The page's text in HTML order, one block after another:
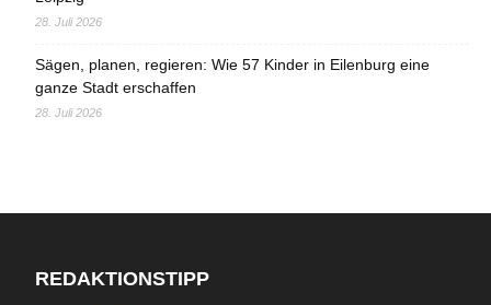
28. Juli 2026
Sägen, planen, regieren: Wie 57 Kinder in Eilenburg eine
ganze Stadt erschaffen
28. Juli 2026
REDAKTIONSTIPP